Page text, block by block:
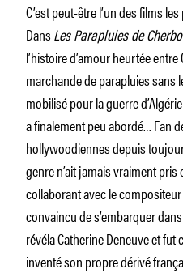
C’est peut-être l’un des films
DansLes Parapluies de
l’histoire d’amour heurtée entre
marchande de parapluies sans
mobilisé pour la guerre
a finalement peu abordé… Fan
hollywoodiennes depuis
genre n’ait jamais vraiment pris
collaborant avec le
convaincu de s’embarquer
révéla Catherine Deneuve et fut
inventé son propre dérivé